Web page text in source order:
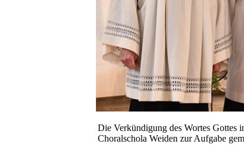
Die Verkündigung des Wortes Gottes
Choralschola Weiden zur Aufgabe